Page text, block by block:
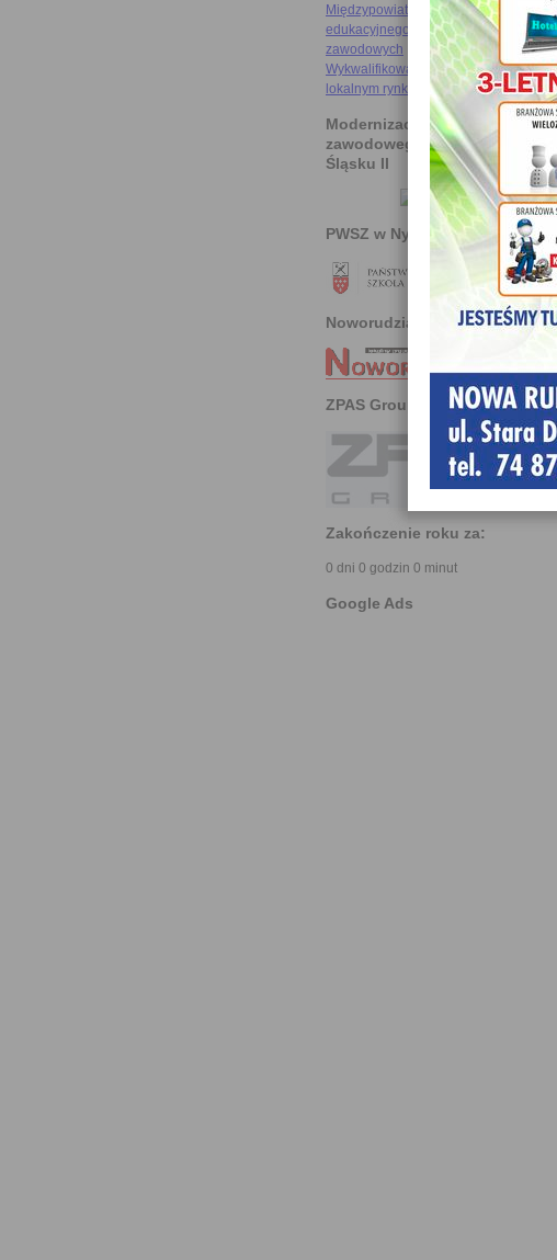
Międzypowiatowa droga do
edukacyjnego sukcesu szkół
zawodowych
Wykwalifikowani rzemieślnicy na
lokalnym rynku pracy
Modernizacja kształcenia
zawodowego na Dolnym
Śląsku II
PWSZ w Nysie
Noworudzianin
ZPAS Group
Zakończenie roku za:
0 dni 0 godzin 0 minut
Google Ads